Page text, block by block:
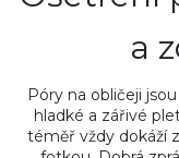
a
Póry na obličeji
hladké a zářivé
téměř vždy dokáží